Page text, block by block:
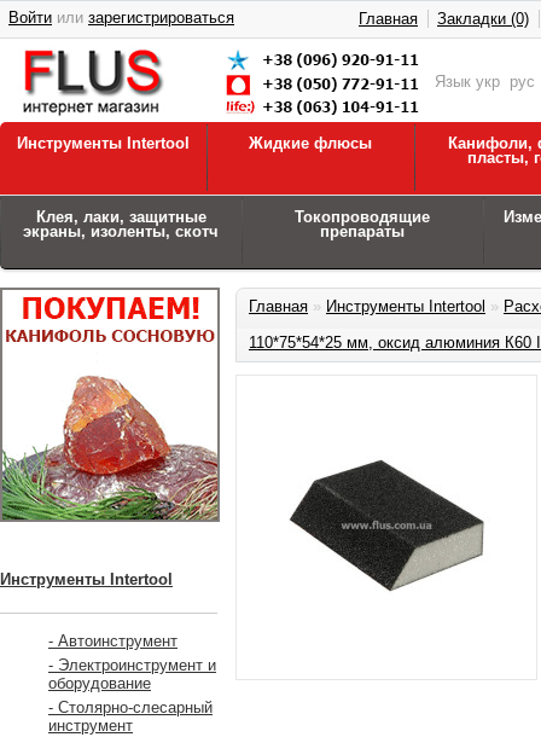
Язык укр рус
Войти или зарегистрироваться Главная Закладки (0)
Инструменты Intertool Жидкие флюсы
Канифоли,
пласты,
Клея, лаки, защитные
экраны, изоленты, скотч
Токопроводящие
препараты
Инструменты Intertool
- Автоинструмент
- Электроинструмент и
оборудование
- Столярно-слесарный
инструмент
Главная » Инструменты Intertool »
110*75*54*25 мм, оксид алюминия К60